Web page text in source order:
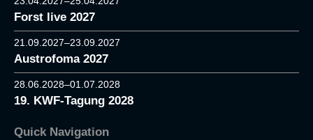
Forst live 2027
21.09.2027–23.09.2027
Austrofoma 2027
28.06.2028–01.07.2028
19. KWF-Tagung 2028
Quick Navigation